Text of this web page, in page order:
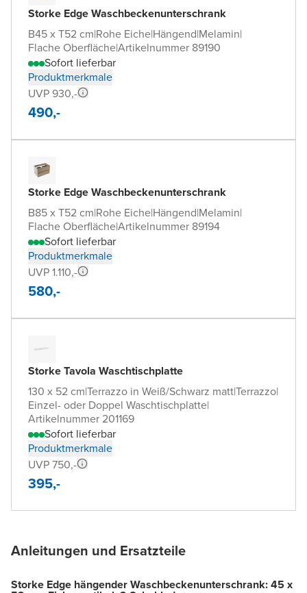
Storke Edge Waschbeckenunterschrank
B45 x T52 cm|Rohe Eiche|Hängend|Melamin|
Flache Oberfläche|Artikelnummer 89190
Sofort lieferbar
Produktmerkmale
UVP 930,-
490,-
Storke Edge Waschbeckenunterschrank
B85 x T52 cm|Rohe Eiche|Hängend|Melamin|
Flache Oberfläche|Artikelnummer 89194
Sofort lieferbar
Produktmerkmale
UVP 1.110,-
580,-
Storke Tavola Waschtischplatte
130 x 52 cm|Terrazzo in Weiß/Schwarz matt|Terrazzo|
Einzel- oder Doppel Waschtischplatte|
Artikelnummer 201169
Sofort lieferbar
Produktmerkmale
UVP 750,-
395,-
Anleitungen und Ersatzteile
Storke Edge hängender Waschbeckenunterschrank: 45 x